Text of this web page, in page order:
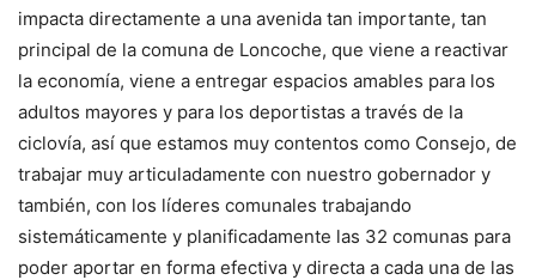
impacta directamente a una avenida tan importante, tan
principal de la comuna de Loncoche, que viene a reactivar
la economía, viene a entregar espacios amables para los
adultos mayores y para los deportistas a través de la
ciclovía, así que estamos muy contentos como Consejo, de
trabajar muy articuladamente con nuestro gobernador y
también, con los líderes comunales trabajando
sistemáticamente y planificadamente las 32 comunas para
poder aportar en forma efectiva y directa a cada una de las